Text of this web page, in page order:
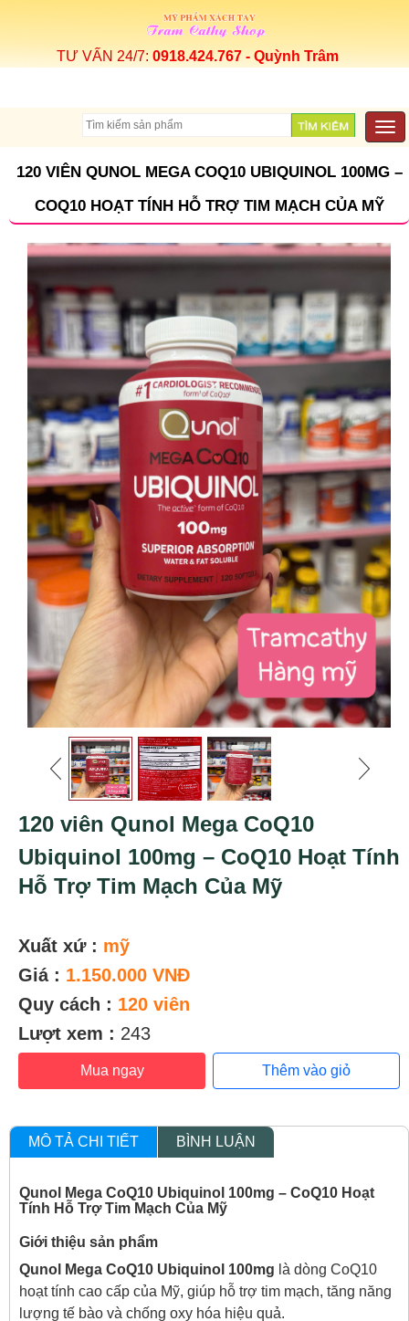
TƯ VẤN 24/7: 0918.424.767 - Quỳnh Trâm
120 VIÊN QUNOL MEGA COQ10 UBIQUINOL 100MG –
COQ10 HOẠT TÍNH HỖ TRỢ TIM MẠCH CỦA MỸ
120 viên Qunol Mega CoQ10
Ubiquinol 100mg – CoQ10 Hoạt Tính
Hỗ Trợ Tim Mạch Của Mỹ
Xuất xứ : mỹ
Giá : 1.150.000 VNĐ
Quy cách : 120 viên
Lượt xem : 243
Mua ngay Thêm vào giỏ
MÔ TẢ CHI TIẾT BÌNH LUẬN
Qunol Mega CoQ10 Ubiquinol 100mg – CoQ10 Hoạt
Tính Hỗ Trợ Tim Mạch Của Mỹ
Giới thiệu sản phẩm
Qunol Mega CoQ10 Ubiquinol 100mg là dòng CoQ10
hoạt tính cao cấp của Mỹ, giúp hỗ trợ tim mạch, tăng năng
lượng tế bào và chống oxy hóa hiệu quả.